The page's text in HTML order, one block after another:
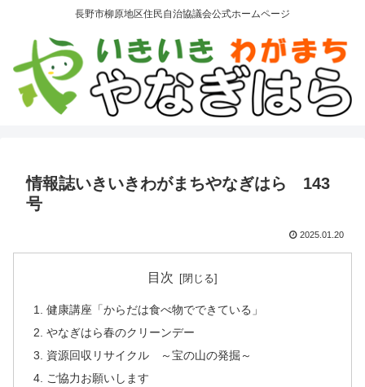
長野市柳原地区住民自治協議会公式ホームページ
情報誌いきいきわがまちやなぎはら 143
号
2025.01.20
目次
健康講座「からだは食べ物でできている」
やなぎはら春のクリーンデー
資源回収リサイクル ～宝の山の発掘～
ご協力お願いします